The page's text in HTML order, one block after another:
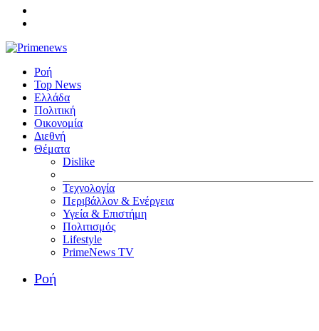
Ροή
Top News
Ελλάδα
Πολιτική
Οικονομία
Διεθνή
Θέματα
Dislike
Τεχνολογία
Περιβάλλον & Ενέργεια
Υγεία & Επιστήμη
Πολιτισμός
Lifestyle
PrimeNews TV
Ροή